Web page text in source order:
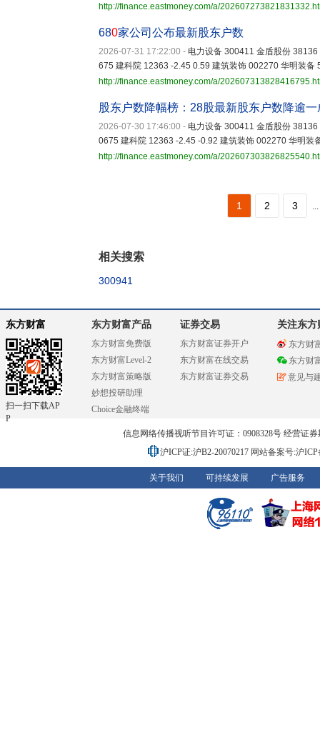
http://finance.eastmoney.com/a/
680家公司公布最新股东户数
2026-07-31 17:22:00 - 电力设备 300411 金盾股份
675 建科院 12363 -2.45 0.59 建筑装饰 002270 华明装
http://finance.eastmoney.com/a/
股东户数降幅榜：28股最新股东户数降逾一
2026-07-30 17:46:00 - 电力设备 300411 金盾股份
0675 建科院 12363 -2.45 -0.92 建筑装饰 002270 华明装
http://finance.eastmoney.com/a/
1 2 3 ...
相关搜索
300941
东方财富
扫一扫下载AP
P
东方财富产品
东方财富免费版
东方财富Level-2
东方财富策略版
妙想投研助理
Choice金融终端
证券交易
东方财富证券开户
东方财富在线交易
东方财富证券交易
关注东方
东方财
东方财
意见与
信息网络传播视听节目许可证：0908328号 经营证
沪ICP证:沪B2-20070217 网站备案号:沪
关于我们 可持续发展 广告服务